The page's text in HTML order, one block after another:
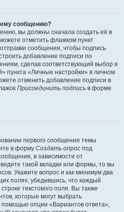
сообщению?
вы должны сначала создать её в
отметить флажком пункт
сообщения, чтобы подпись
добавление подписи по
сделав соответствующий выбор в
пункта «Личные настройки» в личном
отменить добавление подписи в
Присоединить подпись в форме
первого сообщения темы
в форму Создать опрос под
в зависимости от
такой вкладки или формы, то вы
Укажите вопрос и как минимум два
полях, убедившись, что каждый
текстового поля. Вы также
которые могут выбрать
помощью опции «Вариантов ответа»,